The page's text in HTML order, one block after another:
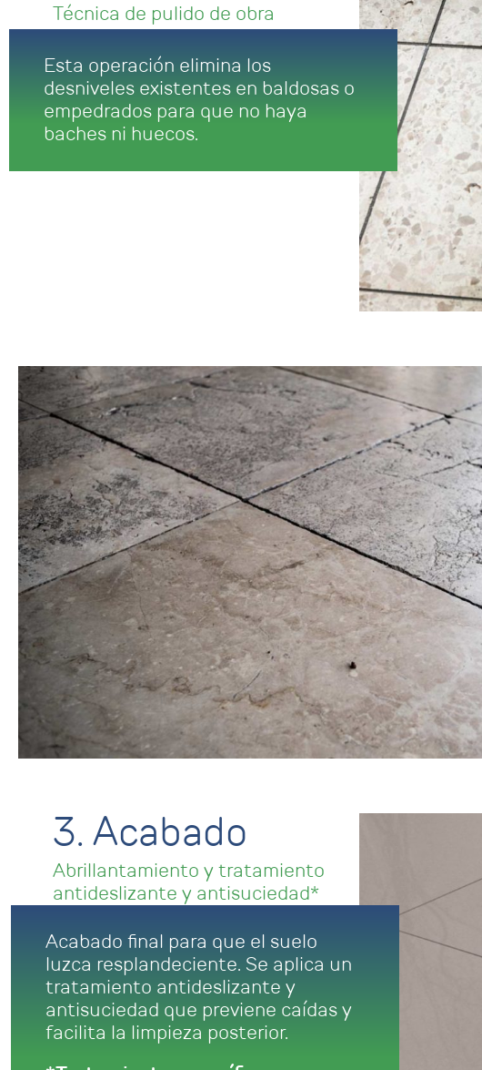
Técnica de pulido de obra
Esta operación elimina los
desniveles existentes en baldosas o
empedrados para que no haya
baches ni huecos.
3. Acabado
Abrillantamiento y tratamiento
antideslizante y antisuciedad*
Acabado final para que el suelo
luzca resplandeciente. Se aplica un
tratamiento antideslizante y
antisuciedad que previene caídas y
facilita la limpieza posterior.